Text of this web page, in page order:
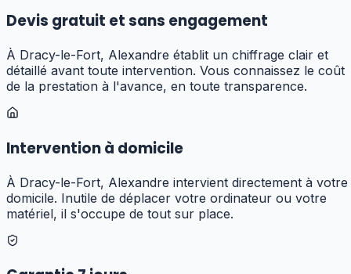
Devis gratuit et sans engagement
À Dracy-le-Fort, Alexandre établit un chiffrage clair et
détaillé avant toute intervention. Vous connaissez le coût
de la prestation à l'avance, en toute transparence.
Intervention à domicile
À Dracy-le-Fort, Alexandre intervient directement à votre
domicile. Inutile de déplacer votre ordinateur ou votre
matériel, il s'occupe de tout sur place.